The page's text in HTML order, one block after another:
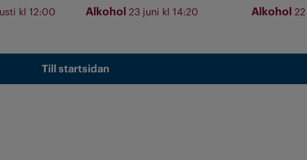
kl 12:00 Alkohol 23 juni kl 14:20 Alkohol
Till startsidan